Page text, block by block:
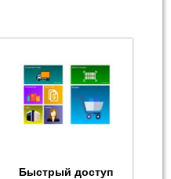
Быстрый доступ